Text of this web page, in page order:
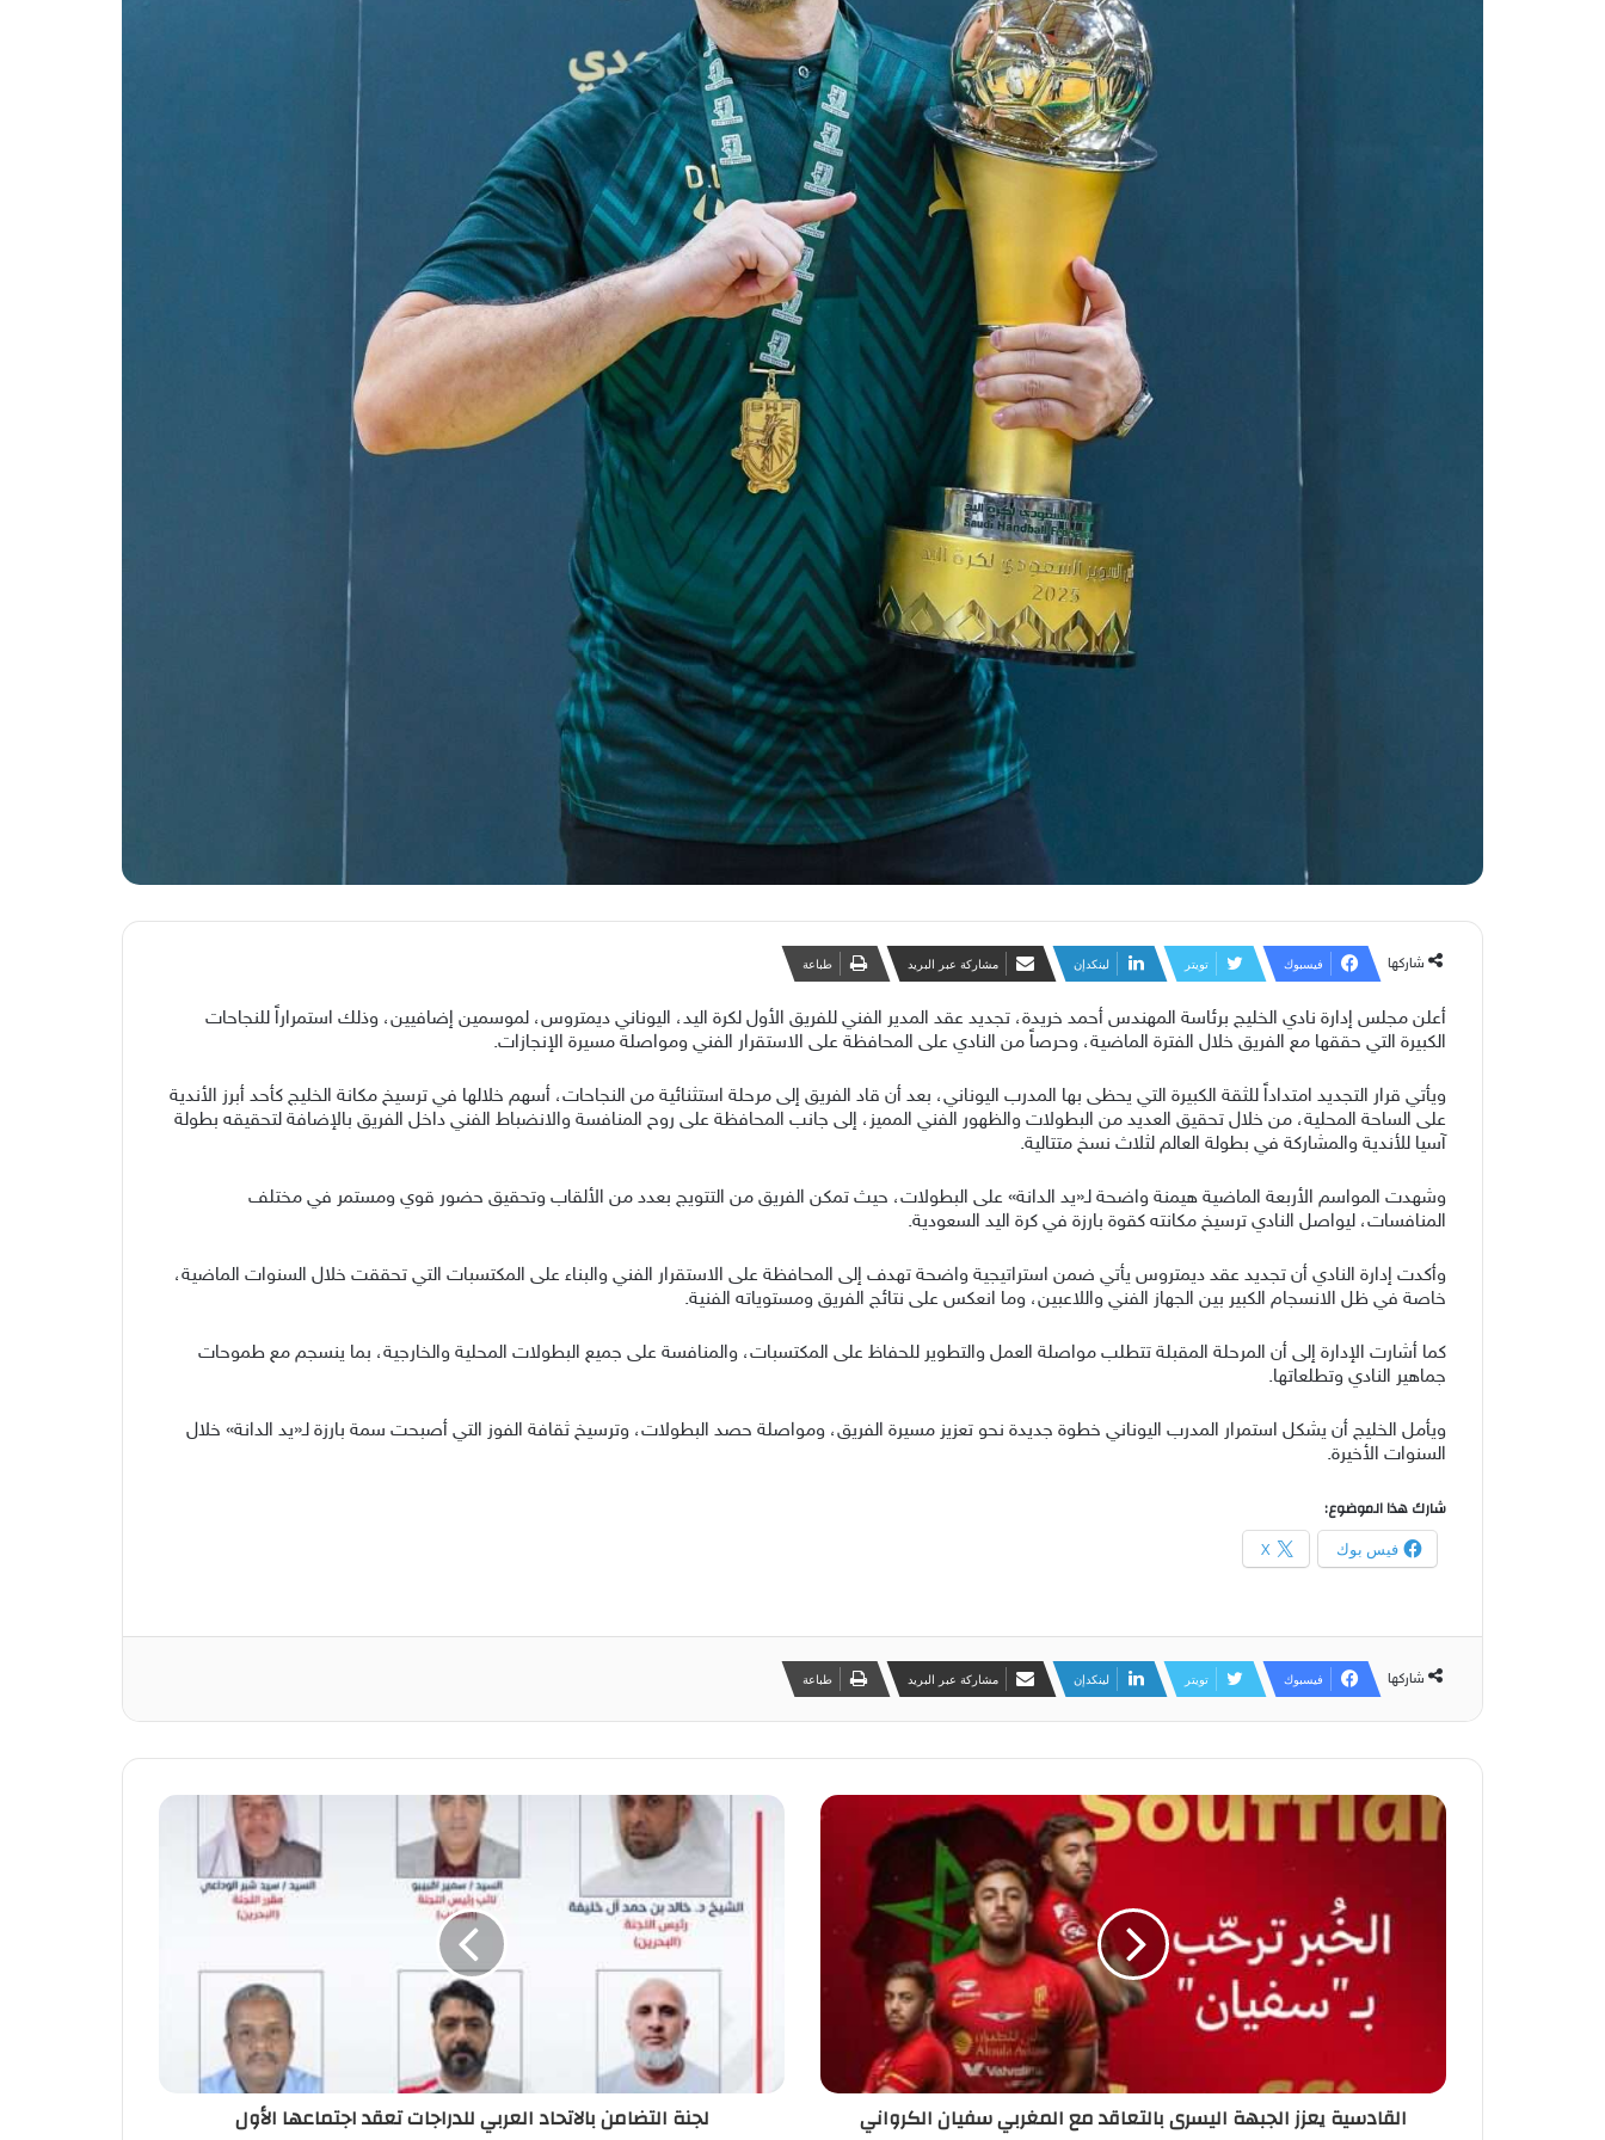
شاركها فيسبوك تويتر لينكدإن مشاركة عبر البريد طباعة
أعلن مجلس إدارة نادي الخليج برئاسة المهندس أحمد خريدة، تجديد عقد المدير الفني للفريق الأول لكرة اليد، اليوناني ديمتروس، لموسمين إضافيين، وذلك استمراراً للنجاحات
الكبيرة التي حققها مع الفريق خلال الفترة الماضية، وحرصاً من النادي على المحافظة على الاستقرار الفني ومواصلة مسيرة الإنجازات.
ويأتي قرار التجديد امتداداً للثقة الكبيرة التي يحظى بها المدرب اليوناني، بعد أن قاد الفريق إلى مرحلة استثنائية من النجاحات، أسهم خلالها في ترسيخ مكانة الخليج كأحد أبرز الأندية
على الساحة المحلية، من خلال تحقيق العديد من البطولات والظهور الفني المميز، إلى جانب المحافظة على روح المنافسة والانضباط الفني داخل الفريق بالإضافة لتحقيقه بطولة
آسيا للأندية والمشاركة في بطولة العالم لثلاث نسخ متتالية.
وشهدت المواسم الأربعة الماضية هيمنة واضحة لـ«يد الدانة» على البطولات، حيث تمكن الفريق من التتويج بعدد من الألقاب وتحقيق حضور قوي ومستمر في مختلف
المنافسات، ليواصل النادي ترسيخ مكانته كقوة بارزة في كرة اليد السعودية.
وأكدت إدارة النادي أن تجديد عقد ديمتروس يأتي ضمن استراتيجية واضحة تهدف إلى المحافظة على الاستقرار الفني والبناء على المكتسبات التي تحققت خلال السنوات الماضية،
خاصة في ظل الانسجام الكبير بين الجهاز الفني واللاعبين، وما انعكس على نتائج الفريق ومستوياته الفنية.
كما أشارت الإدارة إلى أن المرحلة المقبلة تتطلب مواصلة العمل والتطوير للحفاظ على المكتسبات، والمنافسة على جميع البطولات المحلية والخارجية، بما ينسجم مع طموحات
جماهير النادي وتطلعاتها.
ويأمل الخليج أن يشكل استمرار المدرب اليوناني خطوة جديدة نحو تعزيز مسيرة الفريق، ومواصلة حصد البطولات، وترسيخ ثقافة الفوز التي أصبحت سمة بارزة لـ«يد الدانة» خلال
السنوات الأخيرة.
شارك هذا الموضوع:
فيس بوك X
شاركها فيسبوك تويتر لينكدإن مشاركة عبر البريد طباعة
القادسية يعزز الجبهة اليسرى بالتعاقد مع المغربي سفيان الكرواني لجنة التضامن بالاتحاد العربي للدراجات تعقد اجتماعها الأول